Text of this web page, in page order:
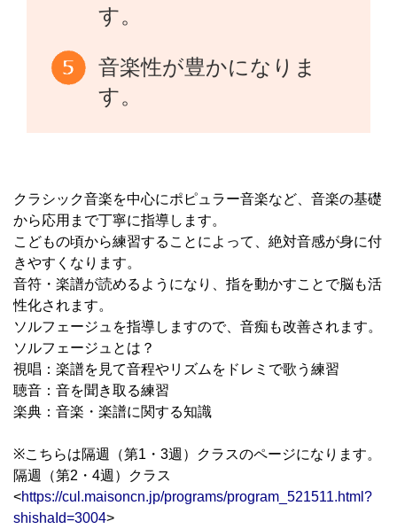
す。
音楽性が豊かになりま
す。
クラシック音楽を中心にポピュラー音楽など、音楽の基礎
から応用まで丁寧に指導します。
こどもの頃から練習することによって、絶対音感が身に付
きやすくなります。
音符・楽譜が読めるようになり、指を動かすことで脳も活
性化されます。
ソルフェージュを指導しますので、音痴も改善されます。
ソルフェージュとは？
視唱：楽譜を見て音程やリズムをドレミで歌う練習
聴音：音を聞き取る練習
楽典：音楽・楽譜に関する知識
※こちらは隔週（第1・3週）クラスのページになります。
隔週（第2・4週）クラス
<https://cul.maisoncn.jp/programs/program_521511.html?
shishaId=3004>